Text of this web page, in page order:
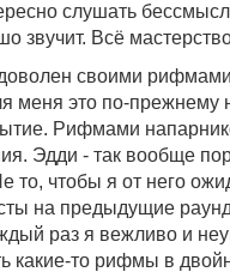
слушать
звучит. Всё
своими
меня это по-прежнему
Рифмами
Эдди - так вообще
то, чтобы я от него
на предыдущие
раз я вежливо и
какие-то рифмы в